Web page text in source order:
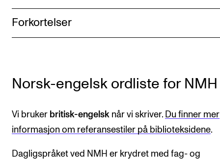
Biblioteket
Utvalg og komitéer
Forkortelser
Norsk-engelsk ordliste for NMH
Vi bruker britisk-engelsk når vi skriver. Du finner mer
informasjon om referansestiler på biblioteksidene.
Dagligspråket ved NMH er krydret med fag- og